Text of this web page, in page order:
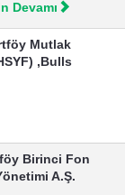
Devamı
Mutlak
,Bulls
Birinci Fon
A.Ş.